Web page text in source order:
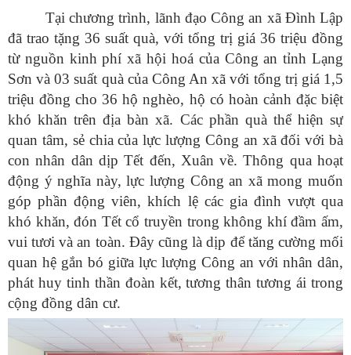
Tại chương trình, lãnh đạo Công an xã Đình Lập
đã trao tặng 36 suất quà, với tổng trị giá 36 triệu đồng
từ nguồn kinh phí xã hội hoá của Công an tỉnh Lạng
Sơn và 03 suất quà của Công An xã với tổng trị giá 1,5
triệu đồng cho 36 hộ nghèo, hộ có hoàn cảnh đặc biệt
khó khăn trên địa bàn xã. Các phần quà thể hiện sự
quan tâm, sẻ chia của lực lượng Công an xã đối với bà
con nhân dân dịp Tết đến, Xuân về. Thông qua hoạt
động ý nghĩa này, lực lượng Công an xã mong muốn
góp phần động viên, khích lệ các gia đình vượt qua
khó khăn, đón Tết cổ truyền trong không khí đầm ấm,
vui tươi và an toàn. Đây cũng là dịp để tăng cường mối
quan hệ gắn bó giữa lực lượng Công an với nhân dân,
phát huy tinh thần đoàn kết, tương thân tương ái trong
cộng đồng dân cư.